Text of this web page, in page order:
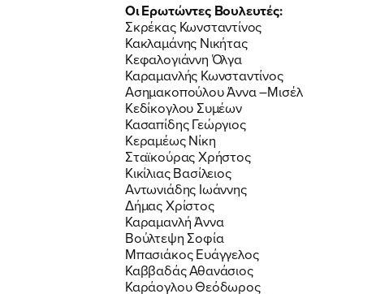
Οι Ερωτώντες Βουλευτές:
Σκρέκας Κωνσταντίνος
Κακλαμάνης Νικήτας
Κεφαλογιάννη Όλγα
Καραμανλής Κωνσταντίνος
Ασημακοπούλου Άννα –Μισέλ
Κεδίκογλου Συμέων
Κασαπίδης Γεώργιος
Κεραμέως Νίκη
Σταϊκούρας Χρήστος
Κικίλιας Βασίλειος
Αντωνιάδης Ιωάννης
Δήμας Χρίστος
Καραμανλή Άννα
Βούλτεψη Σοφία
Μπασιάκος Ευάγγελος
Καββαδάς Αθανάσιος
Καράογλου Θεόδωρος